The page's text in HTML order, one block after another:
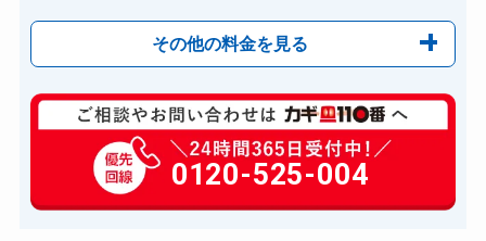
その他の料金を見る
玄関カギ修理 6,600円～(税込)
玄関カギ作成 14,300円～(税込)
玄関カギ交換 14,300円～(税込)
0120-525-004